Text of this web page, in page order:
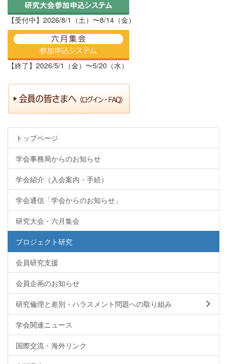
【受付中】2026/8/1（土）〜8/14（金）
【終了】2026/5/1（金）〜5/20（水）
トップページ
学会事務局からのお知らせ
学会紹介（入会案内・手続）
学会通信「学会からのお知らせ」
研究大会・六月集会
プロジェクト研究
会員研究支援
会員企画のお知らせ
研究倫理と差別・ハラスメント問題への取り組み
学会関連ニュース
国際交流・海外リンク